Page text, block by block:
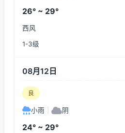
26° ~ 29°
西风
1-3级
08月12日
良
小雨 阴
24° ~ 29°